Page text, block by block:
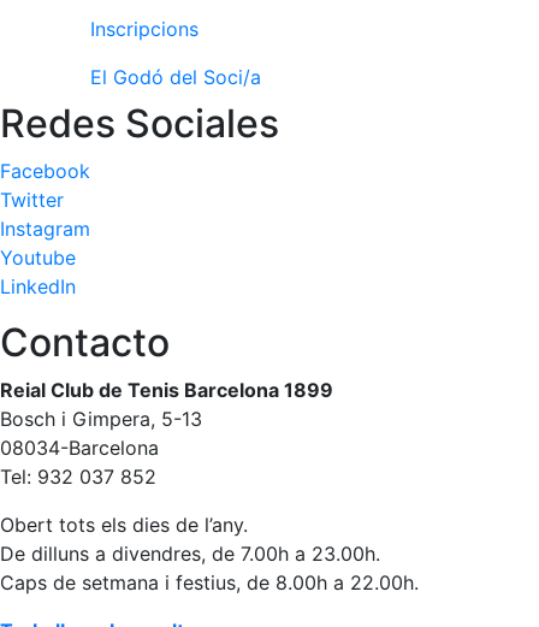
Inscripcions
El Godó del Soci/a
Redes Sociales
Facebook
Twitter
Instagram
Youtube
LinkedIn
Contacto
Reial Club de Tenis Barcelona 1899
Bosch i Gimpera, 5-13
08034-Barcelona
Tel: 932 037 852
Obert tots els dies de l’any.
De dilluns a divendres, de 7.00h a 23.00h.
Caps de setmana i festius, de 8.00h a 22.00h.